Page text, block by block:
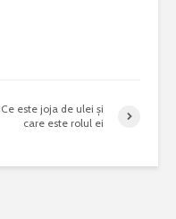
Ce este joja de ulei și
care este rolul ei